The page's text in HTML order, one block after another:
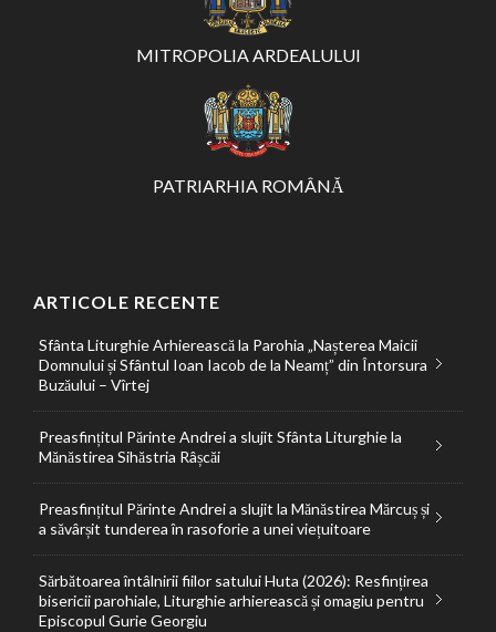
MITROPOLIA ARDEALULUI
PATRIARHIA ROMÂNĂ
ARTICOLE RECENTE
Sfânta Liturghie Arhierească la Parohia „Nașterea Maicii
Domnului și Sfântul Ioan Iacob de la Neamț” din Întorsura
Buzăului – Vîrtej
Preasfințitul Părinte Andrei a slujit Sfânta Liturghie la
Mănăstirea Sihăstria Râșcăi
Preasfințitul Părinte Andrei a slujit la Mănăstirea Mărcuș și
a săvârșit tunderea în rasoforie a unei viețuitoare
Sărbătoarea întâlnirii fiilor satului Huta (2026): Resfințirea
bisericii parohiale, Liturghie arhierească și omagiu pentru
Episcopul Gurie Georgiu